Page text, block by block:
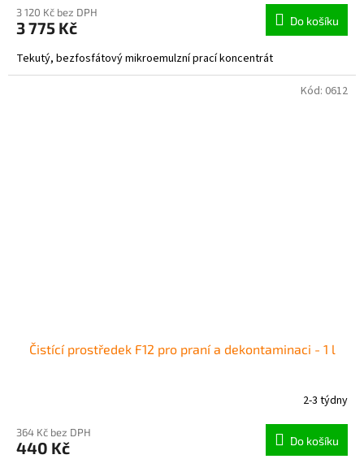
3 120 Kč bez DPH
3 775 Kč Do košíku
Tekutý, bezfosfátový mikroemulzní prací koncentrát
Čistící prostředek F12 pro praní a dekontaminaci - 1 l
2-3 týdny
364 Kč bez DPH
440 Kč Do košíku
Kód: 0612